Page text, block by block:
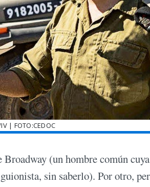
| FOTO:CEDOC
(un hombre común
sin saberlo). Por otro,